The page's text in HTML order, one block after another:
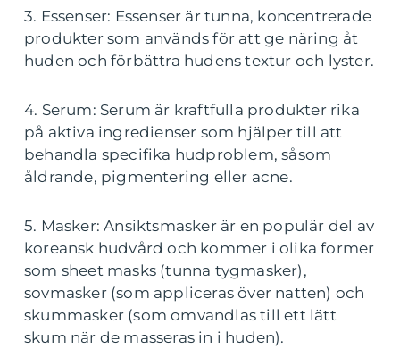
3. Essenser: Essenser är tunna, koncentrerade
produkter som används för att ge näring åt
huden och förbättra hudens textur och lyster.
4. Serum: Serum är kraftfulla produkter rika
på aktiva ingredienser som hjälper till att
behandla specifika hudproblem, såsom
åldrande, pigmentering eller acne.
5. Masker: Ansiktsmasker är en populär del av
koreansk hudvård och kommer i olika former
som sheet masks (tunna tygmasker),
sovmasker (som appliceras över natten) och
skummasker (som omvandlas till ett lätt
skum när de masseras in i huden).